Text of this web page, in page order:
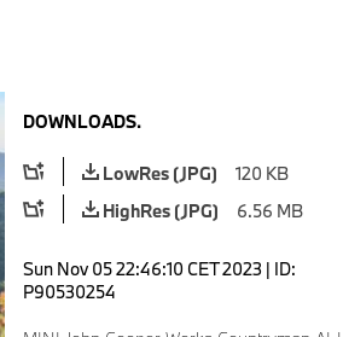
DOWNLOADS.
LowRes (JPG)
120 KB
HighRes (JPG)
6.56 MB
Sun Nov 05 22:46:10 CET 2023 | ID:
P90530254